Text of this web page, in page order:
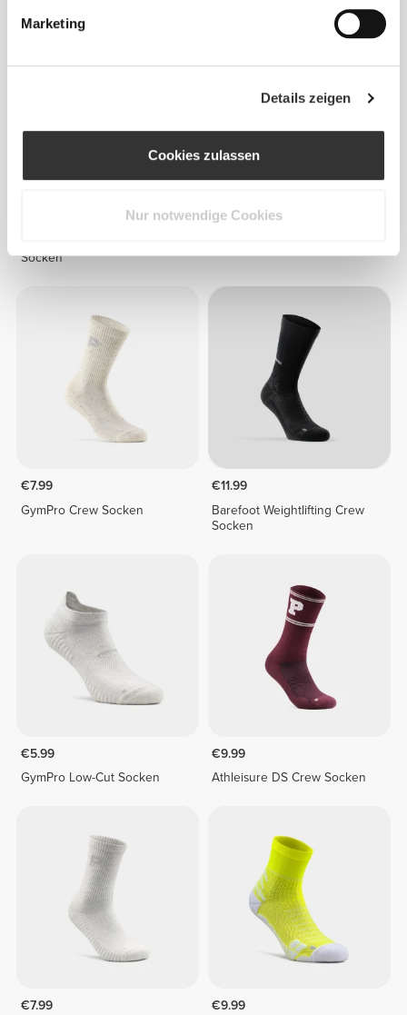
Marketing
Details zeigen
Cookies zulassen
Nur notwendige Cookies
Socken
€7.99
€7.99
GymPro Crew Socken
€11.99
Barefoot Weightlifting Crew
Socken
€5.99
GymPro Low-Cut Socken
€9.99
Athleisure DS Crew Socken
€7.99
€9.99